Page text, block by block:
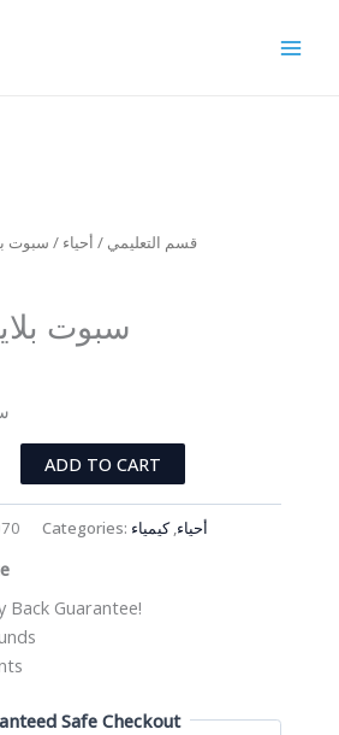
قسم التعليمي / أحياء / سبوت
سبوت بلايت 6
ADD TO CART
Categories: أحياء,كيمياء
Back Guarantee!
Safe Checkout